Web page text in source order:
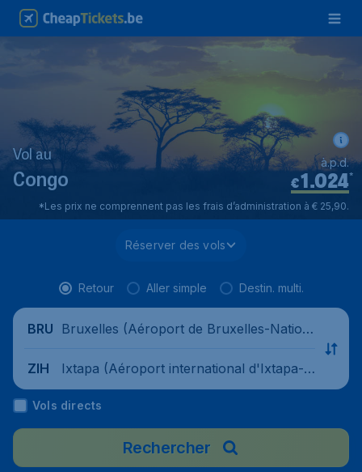
Vol au
Congo €1.024*
à.p.d.
*Les prix ne comprennent pas les frais d’administration à € 25,90.
Réserver des vols
Retour Aller simple Destin. multi.
BRU Bruxelles (Aéroport de Bruxelles-Nation
ZIH
Ixtapa (Aéroport international d'Ixtapa-Zi
huatanejo), Mexique
Vols directs
Rechercher